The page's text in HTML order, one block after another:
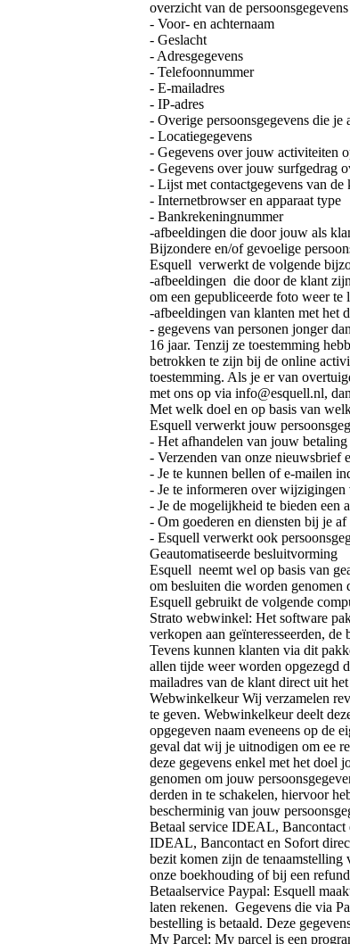
overzicht van de
- Voor- en achternaam
- Geslacht
- Adresgegevens
- Telefoonnummer
- E-mailadres
- IP-adres
- Overige persoonsgegevens die
- Locatiegegevens
- Gegevens over jouw activiteiten
- Gegevens over jouw surfgedrag
- Lijst met contactgegevens van de
- Internetbrowser en apparaat type
- Bankrekeningnummer
-afbeeldingen die door jouw als
Bijzondere en/of gevoelige
Esquell verwerkt de volgende
-afbeeldingen die door de klant
om een gepubliceerde foto weer te
-afbeeldingen van klanten met het
- gegevens van personen jonger
16 jaar. Tenzij ze toestemming
betrokken te zijn bij de online
toestemming. Als je er van
met ons op via info@esquell.nl,
Met welk doel en op basis van
Esquell verwerkt jouw
- Het afhandelen van jouw betaling
- Verzenden van onze nieuwsbrief
- Je te kunnen bellen of e-mailen
- Je te informeren over wijzigingen
- Je de mogelijkheid te bieden een
- Om goederen en diensten bij je af
- Esquell verwerkt ook
Geautomatiseerde besluitvorming
Esquell neemt wel op basis van
om besluiten die worden genomen
Esquell gebruikt de volgende
Strato webwinkel: Het software
verkopen aan geïnteresseerden,
Tevens kunnen klanten via dit
allen tijde weer worden opgezegd
mailadres van de klant direct uit het
Webwinkelkeur Wij verzamelen
te geven. Webwinkelkeur deelt
opgegeven naam eveneens op de
geval dat wij je uitnodigen om ee
deze gegevens enkel met het doel
genomen om jouw
derden in te schakelen, hiervoor
bescherminig van jouw
Betaal service IDEAL, Bancontact
IDEAL, Bancontact en Sofort
bezit komen zijn de tenaamstelling
onze boekhouding of bij een
Betaalservice Paypal: Esquell
laten rekenen. Gegevens die via
bestelling is betaald. Deze
My Parcel: My parcel is een